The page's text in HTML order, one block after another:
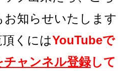
お知らせいたします
くにはYouTubeで
チャンネル登録して